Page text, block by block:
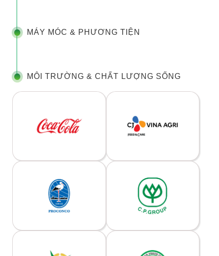
MÁY MÓC & PHƯƠNG TIỆN
MÔI TRƯỜNG & CHẤT LƯỢNG SỐNG